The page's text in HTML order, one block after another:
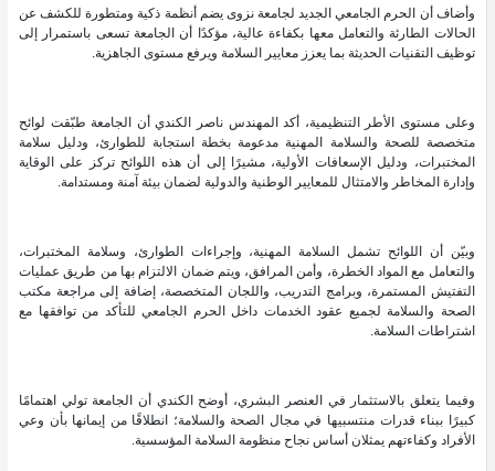
وأضاف أن الحرم الجامعي الجديد لجامعة نزوى يضم أنظمة ذكية ومتطورة للكشف عن
الحالات الطارئة والتعامل معها بكفاءة عالية، مؤكدًا أن الجامعة تسعى باستمرار إلى
توظيف التقنيات الحديثة بما يعزز معايير السلامة ويرفع مستوى الجاهزية.
وعلى مستوى الأطر التنظيمية، أكد المهندس ناصر الكندي أن الجامعة طبّقت لوائح
متخصصة للصحة والسلامة المهنية مدعومة بخطة استجابة للطوارئ، ودليل سلامة
المختبرات، ودليل الإسعافات الأولية، مشيرًا إلى أن هذه اللوائح تركز على الوقاية
وإدارة المخاطر والامتثال للمعايير الوطنية والدولية لضمان بيئة آمنة ومستدامة.
وبيّن أن اللوائح تشمل السلامة المهنية، وإجراءات الطوارئ، وسلامة المختبرات،
والتعامل مع المواد الخطرة، وأمن المرافق، ويتم ضمان الالتزام بها من طريق عمليات
التفتيش المستمرة، وبرامج التدريب، واللجان المتخصصة، إضافة إلى مراجعة مكتب
الصحة والسلامة لجميع عقود الخدمات داخل الحرم الجامعي للتأكد من توافقها مع
اشتراطات السلامة.
وفيما يتعلق بالاستثمار في العنصر البشري، أوضح الكندي أن الجامعة تولي اهتمامًا
كبيرًا ببناء قدرات منتسبيها في مجال الصحة والسلامة؛ انطلاقًا من إيمانها بأن وعي
الأفراد وكفاءتهم يمثلان أساس نجاح منظومة السلامة المؤسسية.